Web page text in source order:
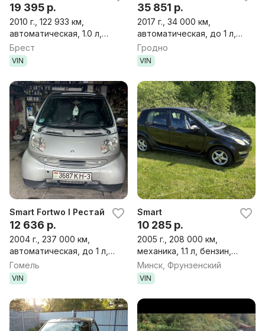
19 395 р.
2010 г., 122 933 км,
автоматическая, 1.0 л,
бензин, хэтчбек
Брест
VIN
35 851 р.
2017 г., 34 000 км,
автоматическая, до 1 л,
бензин, хэтчбек
Гродно
VIN
Smart Fortwo I Рестайлинг
12 636 р.
2004 г., 237 000 км,
автоматическая, до 1 л,
бензин, хэтчбек
Гомель
VIN
Smart
10 285 р.
2005 г., 208 000 км,
механика, 1.1 л, бензин,
хэтчбек
Минск, Фрунзенский
VIN